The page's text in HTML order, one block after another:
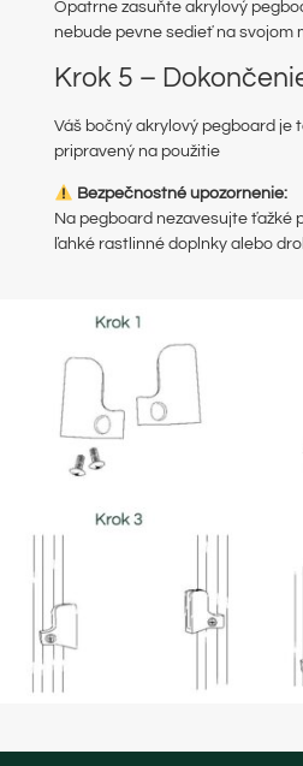
Opatrne zasuňte akrylový
nebude pevne sedieť na svojom
Krok 5 –
Váš bočný akrylový pegboard je
pripravený na použitie
Bezpečnostné upozornenie:
Na pegboard nezavesujte ťažké
ľahké rastlinné doplnky alebo